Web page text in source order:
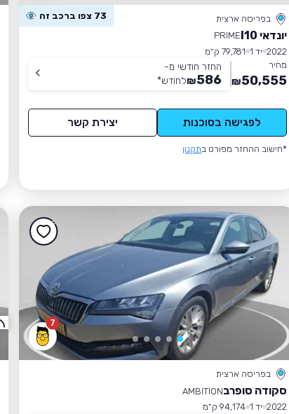
בפריסה ארצית 73 צפו ברכב זה
יונדאי I10
PRIME
2022 יד 1
79,781 ק״מ
מחיר
50,555
₪
החזר חודשי מ-
586
₪לחודש*
לפגישה בסוכנות יצירת קשר
*חישוב ההחזר מפורט בתקנון
7
בפריסה ארצית
סקודה סופרבAMBITION
2022 יד 1
94,174 ק״מ